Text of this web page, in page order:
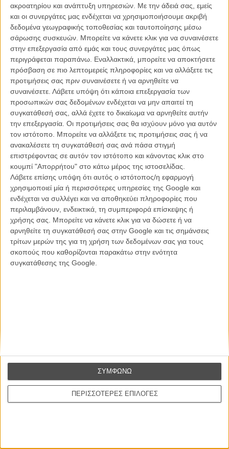
ακροατηρίου και ανάπτυξη υπηρεσιών. Με την άδειά σας, εμείς
και οι συνεργάτες μας ενδέχεται να χρησιμοποιήσουμε ακριβή
δεδομένα γεωγραφικής τοποθεσίας και ταυτοποίησης μέσω
σάρωσης συσκευών. Μπορείτε να κάνετε κλικ για να συναινέσετε
στην επεξεργασία από εμάς και τους συνεργάτες μας όπως
περιγράφεται παραπάνω. Εναλλακτικά, μπορείτε να αποκτήσετε
πρόσβαση σε πιο λεπτομερείς πληροφορίες και να αλλάξετε τις
προτιμήσεις σας πριν συναινέσετε ή να αρνηθείτε να
συναινέσετε. Λάβετε υπόψη ότι κάποια επεξεργασία των
προσωπικών σας δεδομένων ενδέχεται να μην απαιτεί τη
συγκατάθεσή σας, αλλά έχετε το δικαίωμα να αρνηθείτε αυτήν
την επεξεργασία. Οι προτιμήσεις σας θα ισχύουν μόνο για αυτόν
τον ιστότοπο. Μπορείτε να αλλάξετε τις προτιμήσεις σας ή να
ανακαλέσετε τη συγκατάθεσή σας ανά πάσα στιγμή
επιστρέφοντας σε αυτόν τον ιστότοπο και κάνοντας κλικ στο
κουμπί "Απορρήτου" στο κάτω μέρος της ιστοσελίδας.
Λάβετε επίσης υπόψη ότι αυτός ο ιστότοπος/η εφαρμογή
χρησιμοποιεί μία ή περισσότερες υπηρεσίες της Google και
ενδέχεται να συλλέγει και να αποθηκεύει πληροφορίες που
περιλαμβάνουν, ενδεικτικά, τη συμπεριφορά επίσκεψης ή
χρήσης σας. Μπορείτε να κάνετε κλικ για να δώσετε ή να
αρνηθείτε τη συγκατάθεσή σας στην Google και τις σημάνσεις
τρίτων μερών της για τη χρήση των δεδομένων σας για τους
σκοπούς που καθορίζονται παρακάτω στην ενότητα
συγκατάθεσης της Google.
ΠΕΡΙΣΣΟΤΕΡΕΣ ΕΠΙΛΟΓΕΣ
ΣΥΜΦΩΝΩ
Βιμ Βέντερς
Συνέντευξη
Η επιτυχία είναι υπερτιμημένη. Δεν σε κάνει
καλύτερο, δεν σε πάει πουθενά η επιτυχία. Είναι
απλώς ένα ωραίο, ανεβαστικό, επιφανειακό
συναίσθημα.»
CONNECT
Εγγράψου στο εβδομαδιαίο newsletter μας.
ΕΓΓΡΑΦΗ
Θέλω να λαμβάνω τα newsletter σας.